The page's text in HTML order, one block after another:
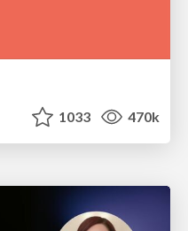
1033 470k